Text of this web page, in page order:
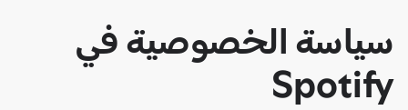
الخصوصية في